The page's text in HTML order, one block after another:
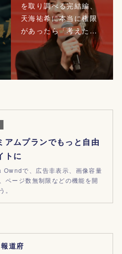
を取り調べる完結編、
天海祐希に本当に権限
があったら「考えた…
アムプランでもっと自由
トに
Owndで、広告非表示、画像容量
ページ数無制限などの機能を開
。
道府